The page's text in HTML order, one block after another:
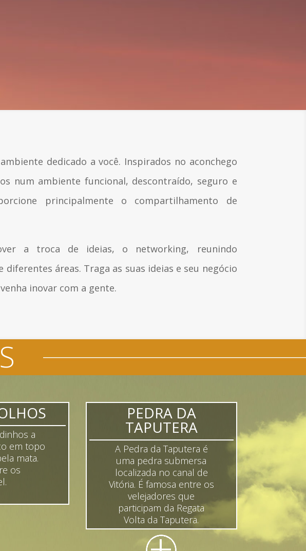
dedicado a você. Inspirados no aconchego
num ambiente funcional, descontraído, seguro e
principalmente o compartilhamento de
a troca de ideias, o networking, reunindo
diferentes áreas. Traga as suas ideias e seu negócio
inovar com a gente.
a
em topo
mata.
os
PEDRA DA
TAPUTERA
A Pedra da Taputera é
uma pedra submersa
localizada no canal de
Vitória. É famosa entre os
velejadores que
participam da Regata
Volta da Taputera.